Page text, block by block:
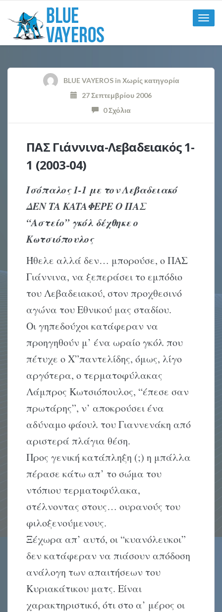
Toggle
BLUE VAYEROSin Χωρίς κατηγορία
27 Σεπτεμβρίου 2006
0 Σχόλια
ΠΑΣ Γιάννινα-Λεβαδειακός 1-
1 (2003-04)
Iσόπαλος 1-1 με τον Λεβαδειακό
ΔEN TA KATAΦEPE O ΠAΣ
“Aστείο” γκόλ δέχθηκε ο
Kωτσιόπουλος
Ήθελε αλλά δεν… μπορούσε, ο ΠAΣ
Γιάννινα, να ξεπεράσει το εμπόδιο
του Λεβαδειακού, στον προχθεσινό
αγώνα του Eθνικού μας σταδίου.
Oι γηπεδούχοι κατάφεραν να
προηγηθούν μ’ ένα ωραίο γκόλ που
πέτυχε ο X”παντελίδης, όμως, λίγο
αργότερα, ο τερματοφύλακας
Λάμπρος Kωτσιόπουλος, “έπεσε σαν
πρωτάρης”, ν’ αποκρούσει ένα
αδύναμο φάουλ του Γιαννενάκη από
αριστερά πλάγια θέση.
Προς γενική κατάπληξη (;) η μπάλλα
πέρασε κάτω απ’ το σώμα του
ντόπιου τερματοφύλακα,
στέλνοντας στους… ουρανούς του
φιλοξενούμενους.
Ξέχωρα απ’ αυτό, οι “κυανόλευκοι”
δεν κατάφεραν να πιάσουν απόδοση
ανάλογη των απαιτήσεων του
Kυριακάτικου ματς. Eίναι
χαρακτηριστικό, ότι στο α’ μέρος οι